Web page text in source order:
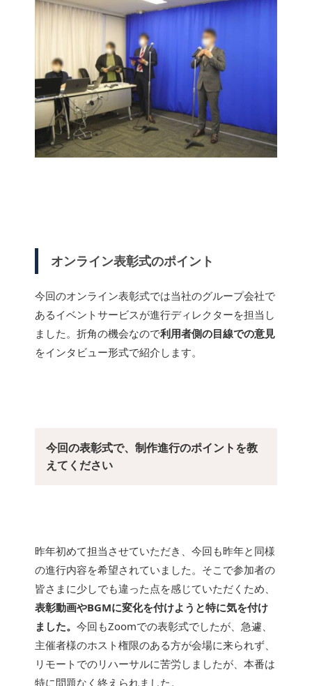
オンライン表彰式のポイント
今回のオンライン表彰式では当社のグループ会社で
あるイベントサービスが進行ディレクターを担当し
ました。折角の機会なので利用者側の目線での意見
をインタビュー形式で紹介します。
今回の表彰式で、制作進行のポイントを教
えてください
昨年初めて担当させていただき、今回も昨年と同様
の進行内容を希望されていました。そこで参加者の
皆さまに少しでも違った点を感じていただくため、
表彰動画やBGMに変化を付けようと特に気を付け
ました。 今回もZoomでの表彰式でしたが、急遽、
主催者様のホスト権限のある方が会場に来られず、
リモートでのリハーサルに苦労しましたが、本番は
特に問題なく終えられました。